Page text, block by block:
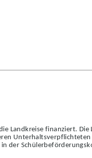
Landkreise finanziert.
der